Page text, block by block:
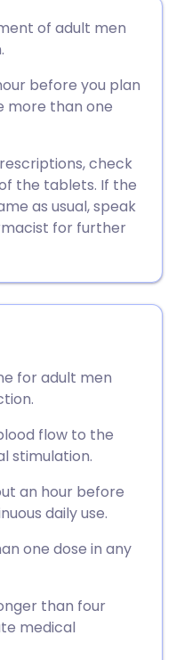
🇩🇪 Deutsch
🇵🇹
🇮🇱 עברית
🇸🇪 Svenska
of adult men
before you plan
more than one
check
the tablets. If the
as usual, speak
for further
for adult men
flow to the
stimulation.
an hour before
daily use.
one dose in any
than four
medical